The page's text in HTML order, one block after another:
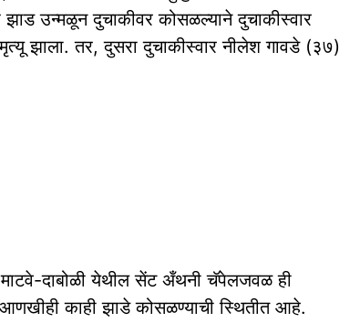
उन्मळून दुचाकीवर कोसळल्याने दुचाकीस्वार
झाला. तर, दुसरा दुचाकीस्‍वार नीलेश गावडे (३७)
माटवे-दाबोळी येथील सेंट अँथनी चॅपेलजवळ ही
काही झाडे कोसळण्‍याची स्‍थितीत आहे.